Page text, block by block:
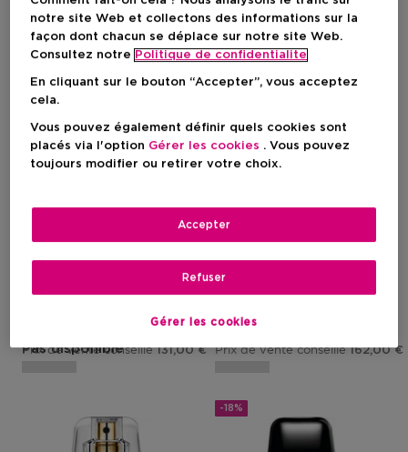
Pas disponible
L'interdit
Coffret L'interdit Eau De
Prix de vente conseillé131,00 €
L'interdit
Coffret L'interdit Eau De
Parfum
Prix de vente conseillé162,00 €
-18%
notre site Web et collectons des informations sur la
façon dont chacun se déplace sur notre site Web.
Consultez notre Politique de confidentialite
En cliquant sur le bouton “Accepter”, vous acceptez
cela.
Vous pouvez également définir quels cookies sont
placés via l'option Gérer les cookies . Vous pouvez
toujours modifier ou retirer votre choix.
Gérer les cookies
Refuser
Accepter